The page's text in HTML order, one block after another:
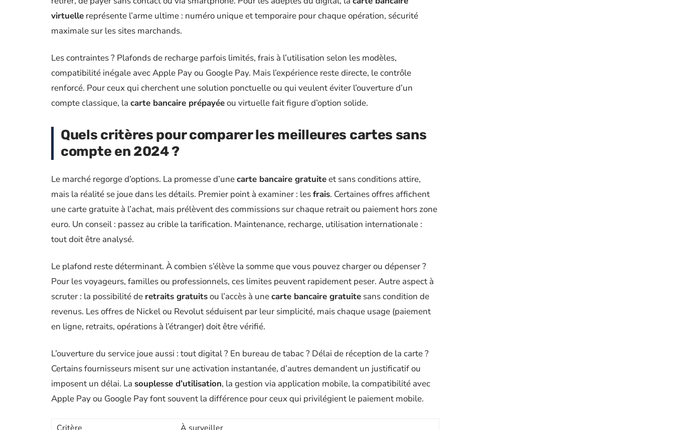
virtuelle représente l’arme ultime : numéro unique et temporaire pour chaque opération, sécurité
maximale sur les sites marchands.
Les contraintes ? Plafonds de recharge parfois limités, frais à l’utilisation selon les modèles,
compatibilité inégale avec Apple Pay ou Google Pay. Mais l’expérience reste directe, le contrôle
renforcé. Pour ceux qui cherchent une solution ponctuelle ou qui veulent éviter l’ouverture d’un
compte classique, la carte bancaire prépayéeou virtuelle fait figure d’option solide.
Quels critères pour comparer les meilleures cartes sans
compte en 2024 ?
Le marché regorge d’options. La promesse d’unecarte bancaire gratuiteet sans conditions attire,
mais la réalité se joue dans les détails. Premier point à examiner : lesfrais. Certaines offres affichent
une carte gratuite à l’achat, mais prélèvent des commissions sur chaque retrait ou paiement hors zone
euro. Un conseil : passez au crible la tarification. Maintenance, recharge, utilisation internationale :
tout doit être analysé.
Le plafond reste déterminant. À combien s’élève la somme que vous pouvez charger ou dépenser ?
Pour les voyageurs, familles ou professionnels, ces limites peuvent rapidement peser. Autre aspect à
scruter : la possibilité de retraits gratuitsou l’accès à unecarte bancaire gratuite sans condition de
revenus. Les offres de Nickel ou Revolut séduisent par leur simplicité, mais chaque usage (paiement
en ligne, retraits, opérations à l’étranger) doit être vérifié.
L’ouverture du service joue aussi : tout digital ? En bureau de tabac ? Délai de réception de la carte ?
Certains fournisseurs misent sur une activation instantanée, d’autres demandent un justificatif ou
imposent un délai. La souplesse d’utilisation, la gestion via application mobile, la compatibilité avec
Apple Pay ou Google Pay font souvent la différence pour ceux qui privilégient le paiement mobile.